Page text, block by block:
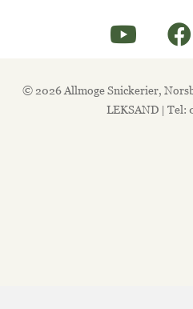
© 2026 Allmoge Snickerier,
LEKSAND | Tel: